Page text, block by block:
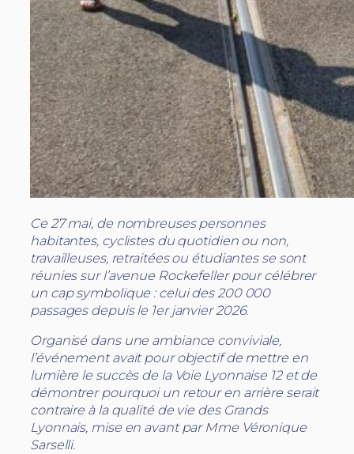
Ce 27 mai, de nombreuses personnes
habitantes, cyclistes du quotidien ou non,
travailleuses, retraitées ou étudiantes se sont
réunies sur l’avenue Rockefeller pour célébrer
un cap symbolique : celui des 200 000
passages depuis le 1er janvier 2026.
Organisé dans une ambiance conviviale,
l’événement avait pour objectif de mettre en
lumière le succès de la Voie Lyonnaise 12 et de
démontrer pourquoi un retour en arrière serait
contraire à la qualité de vie des Grands
Lyonnais, mise en avant par Mme Véronique
Sarselli.